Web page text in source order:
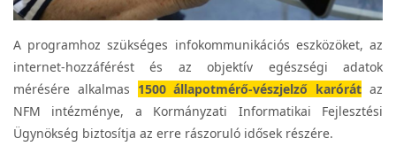
A programhoz szükséges infokommunikációs eszközöket, az
internet-hozzáférést és az objektív egészségi adatok
mérésére alkalmas 1500 állapotmérő-vészjelző karórát az
NFM intézménye, a Kormányzati Informatikai Fejlesztési
Ügynökség biztosítja az erre rászoruló idősek részére.